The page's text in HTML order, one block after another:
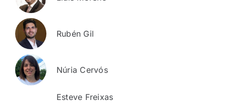
Rubén Gil
Núria Cervós
Esteve Freixas